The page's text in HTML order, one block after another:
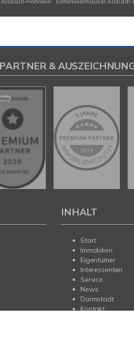
&
INHALT
Start
Immobilien
Eigentümer
Interessenten
Service
News
Darmstadt
Kontakt